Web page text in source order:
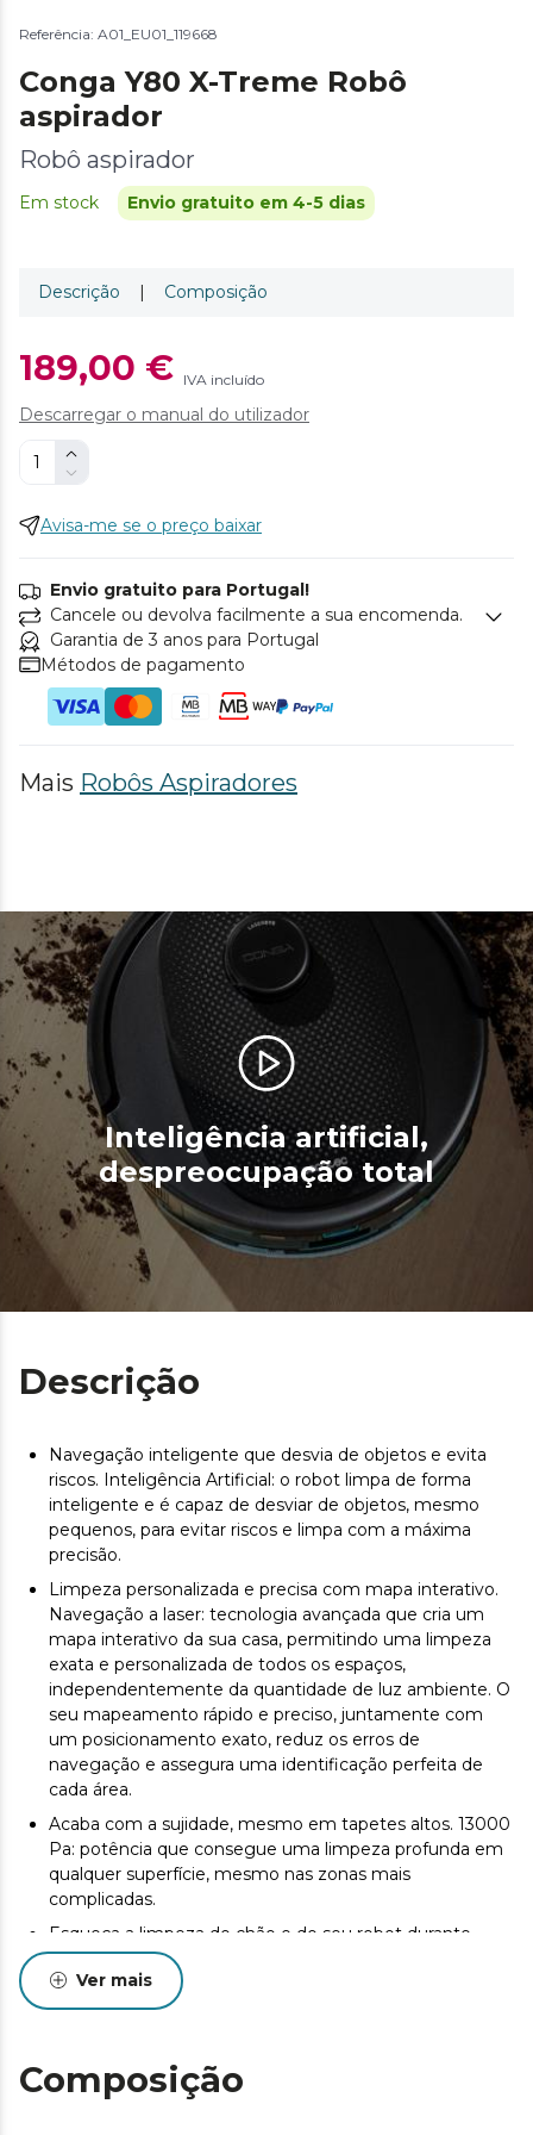
Referência: A01_EU01_119668
Conga Y80 X-Treme Robô
aspirador
Robô aspirador
Em stock Envio gratuito em 4-5 dias
Descrição | Composição
189,00 € IVA incluído
Descarregar o manual do utilizador
Avisa-me se o preço baixar
Envio gratuito para Portugal!
Cancele ou devolva facilmente a sua encomenda.
Garantia de 3 anos para Portugal
Métodos de pagamento
Mais Robôs Aspiradores
Inteligência artificial,
despreocupação total
Descrição
Navegação inteligente que desvia de objetos e evita
riscos. Inteligência Artificial: o robot limpa de forma
inteligente e é capaz de desviar de objetos, mesmo
pequenos, para evitar riscos e limpa com a máxima
precisão.
Limpeza personalizada e precisa com mapa interativo.
Navegação a laser: tecnologia avançada que cria um
mapa interativo da sua casa, permitindo uma limpeza
exata e personalizada de todos os espaços,
independentemente da quantidade de luz ambiente. O
seu mapeamento rápido e preciso, juntamente com
um posicionamento exato, reduz os erros de
navegação e assegura uma identificação perfeita de
cada área.
Acaba com a sujidade, mesmo em tapetes altos. 13000
Pa: potência que consegue uma limpeza profunda em
qualquer superfície, mesmo nas zonas mais
complicadas.
Esqueça a limpeza do chão e do seu robot durante
semanas*. Base de 2,5 L com esvaziamento automático
do depósito de sólidos para eliminar o contacto com o
pó e os alergénios, permitindo uma limpeza totalmente
ambientais e dos hábitos de utilização.
Ver mais
Composição